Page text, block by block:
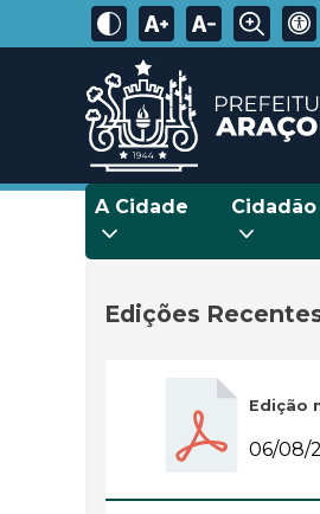
A Cidade Cidadão
Edições
Edição
06/08/